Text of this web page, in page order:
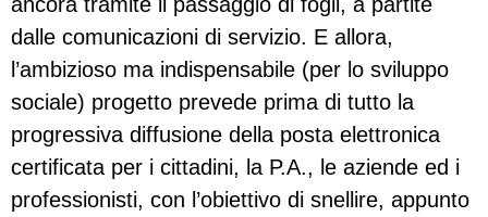
dalle comunicazioni di servizio. E allora,
l’ambizioso ma indispensabile (per lo sviluppo
sociale) progetto prevede prima di tutto la
progressiva diffusione della posta elettronica
certificata per i cittadini, la P.A., le aziende ed i
professionisti, con l’obiettivo di snellire, appunto